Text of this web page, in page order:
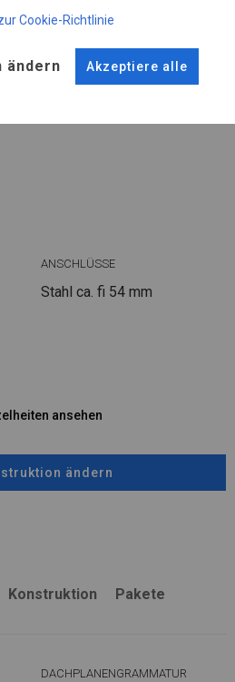
ansehen
ändern
ANSCHLÜSSE
Stahl ca. fi 54 mm
ansehen
ändern
Konstruktion Pakete
DACHPLANENGRAMMATUR
Cookie-Richtlinie
ändern Akzeptiere alle